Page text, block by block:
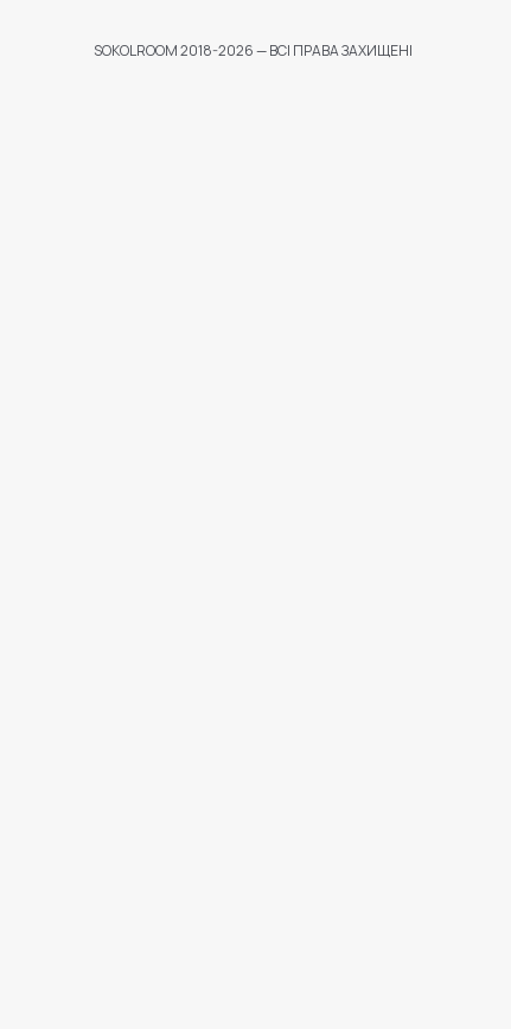
SOKOLROOM 2018-2026 — ВСІ ПРАВА ЗАХИЩЕНІ